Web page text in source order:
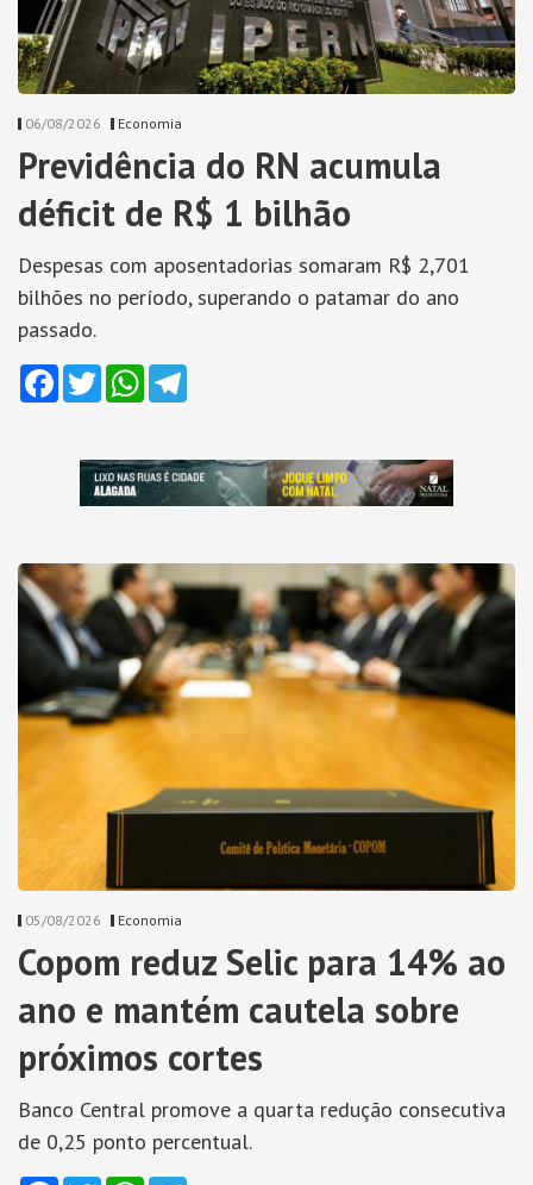
06/08/2026 Economia
Previdência do RN acumula
déficit de R$ 1 bilhão
Despesas com aposentadorias somaram R$ 2,701
bilhões no período, superando o patamar do ano
passado.
Facebook
TwitterWhatsApp
05/08/2026 Economia
Copom reduz Selic para 14% ao
ano e mantém cautela sobre
próximos cortes
Banco Central promove a quarta redução consecutiva
de 0,25 ponto percentual.